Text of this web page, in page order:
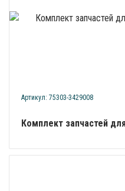
Артикул: 75303-3429008
Комплект запчастей